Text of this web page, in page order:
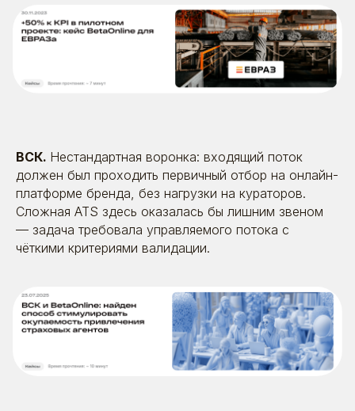
ВСК. Нестандартная воронка: входящий поток
должен был проходить первичный отбор на онлайн-
платформе бренда, без нагрузки на кураторов.
Сложная ATS здесь оказалась бы лишним звеном
— задача требовала управляемого потока с
чёткими критериями валидации.